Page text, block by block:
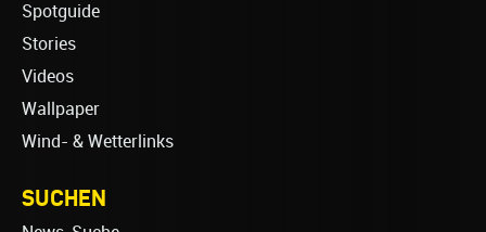
Spotguide
Stories
Videos
Wallpaper
Wind- & Wetterlinks
SUCHEN